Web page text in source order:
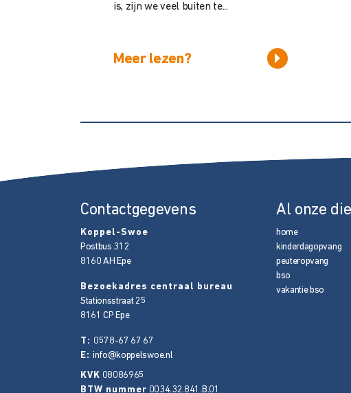
is, zijn we veel buiten te...
Meer lezen?
Contactgegevens
Koppel-Swoe
Postbus 312
8160 AH Epe
Bezoekadres centraal bureau
Stationsstraat 25
8161 CPEpe
T: 0578-67 67 67
E: info@koppelswoe.nl
KVK 08086965
BTW nummer 0034.32.841.B.01
Al onze
home
kinderdagopvang
peuteropvang
bso
vakantie bso